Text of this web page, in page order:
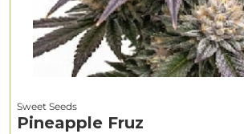
Sweet Seeds
Pineapple Fruz